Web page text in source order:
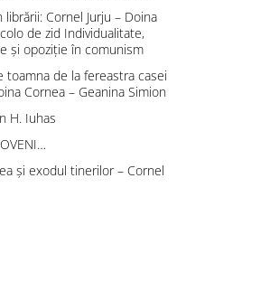
Cornel Jurju – Doina
de zid Individualitate,
şi opoziţie în comunism
toamna de la fereastra casei
Cornea – Geanina Simion
H. Iuhas
și exodul tinerilor – Cornel